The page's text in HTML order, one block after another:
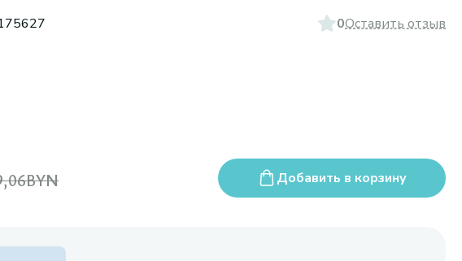
0Оставить отзыв
BYN Добавить в корзину